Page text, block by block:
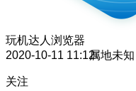
玩机达人 浏览器
2020-10-11 11:12属地未知
关注